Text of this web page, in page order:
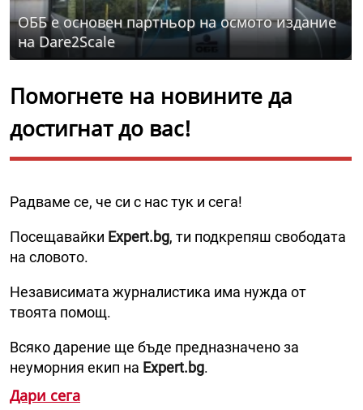
ОББ е основен партньор на осмото издание
на Dare2Scale
Помогнете на новините да
достигнат до вас!
Радваме се, че си с нас тук и сега!
Посещавайки Expert.bg, ти подкрепяш свободата
на словото.
Независимата журналистика има нужда от
твоята помощ.
Всяко дарение ще бъде предназначено за
неуморния екип на Expert.bg.
Дари сега